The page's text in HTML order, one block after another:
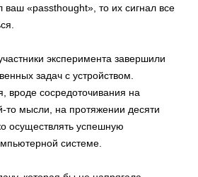
ваш «passthought», то их сигнал все
эксперимента завершили
задач с устройством.
вроде сосредоточивания на
то мысли, на протяжении десяти
осуществлять успешную
системе.